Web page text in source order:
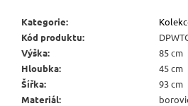
Kategorie:
Kód produktu:
Výška:
85 cm
Hloubka:
45 cm
Šířka:
93 cm
Materiál: